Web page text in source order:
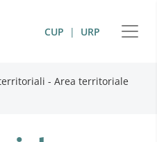
CUP | URP
- Area territoriale